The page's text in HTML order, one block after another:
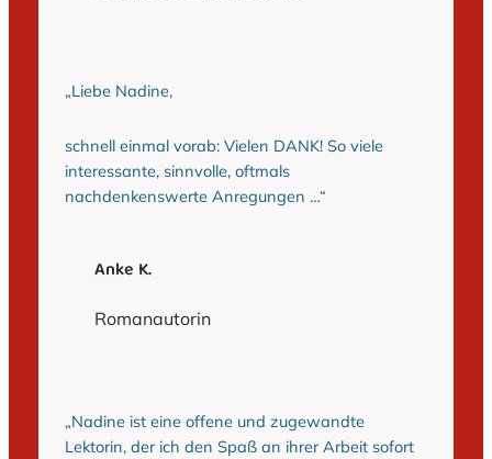
„Liebe Nadine,
schnell einmal vorab: Vielen DANK! So viele
interessante, sinnvolle, oftmals
nachdenkenswerte Anregungen …“
Anke K.
Romanautorin
„Nadine ist eine offene und zugewandte
Lektorin, der ich den Spaß an ihrer Arbeit sofort